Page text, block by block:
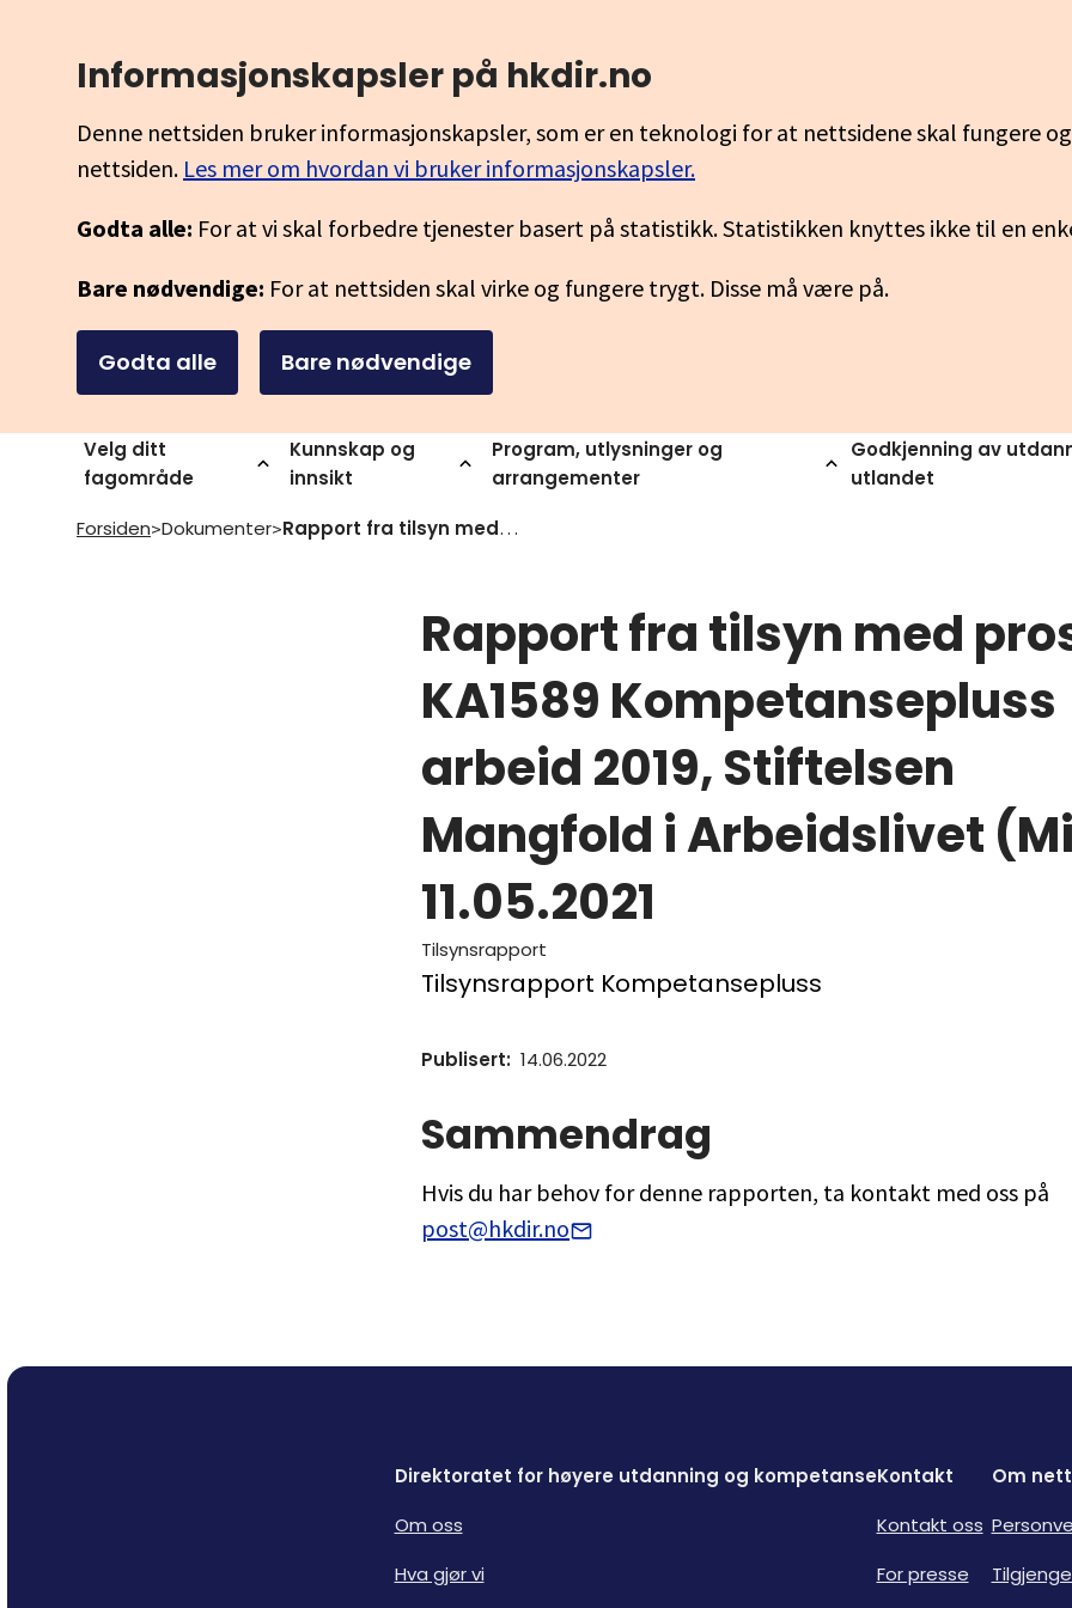
Informasjonskapsler på hkdir.no
Denne nettsiden bruker informasjonskapsler, som er en teknologi for at nettsidene skal fungere
nettsiden. Les mer om hvordan vi bruker informasjonskapsler.
Godta alle: For at vi skal forbedre tjenester basert på statistikk. Statistikken knyttes ikke til en
Bare nødvendige: For at nettsiden skal virke og fungere trygt. Disse må være på.
Godta alle Bare nødvendige
Velg ditt
fagområde
Kunnskap og
innsikt
Program, utlysninger og
arrangementer
Godkjenning av
utlandet
Forsiden>Dokumenter> Rapport fra tilsyn med prosjekt ka1589 kompetansepluss arbeid 2019 stiftelsen mangfold i arbeidslivet mia 11 05 2021
Rapport fra tilsyn med
KA1589 Kompetansepluss
arbeid 2019, Stiftelsen
Mangfold i Arbeidslivet
11.05.2021
Tilsynsrapport
Tilsynsrapport Kompetansepluss
Publisert: 14.06.2022
Sammendrag
Hvis du har behov for denne rapporten, ta kontakt med oss på
post@hkdir.no
Direktoratet for høyere utdanning og kompetanse
Om oss
Hva gjør vi
Kontakt
Kontakt oss
For presse
Om